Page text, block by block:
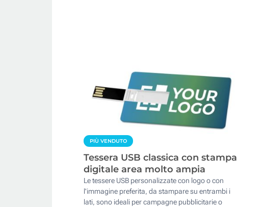
PIÙ VENDUTO
Tessera USB classica con stampa
digitale area molto ampia
Le tessere USB personalizzate con logo o con
l'immagine preferita, da stampare su entrambi i
lati, sono ideali per campagne pubblicitarie o